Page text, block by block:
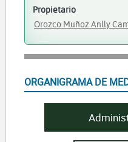
Propietario
Orozco Muñoz Anlly
ORGANIGRAMA DE